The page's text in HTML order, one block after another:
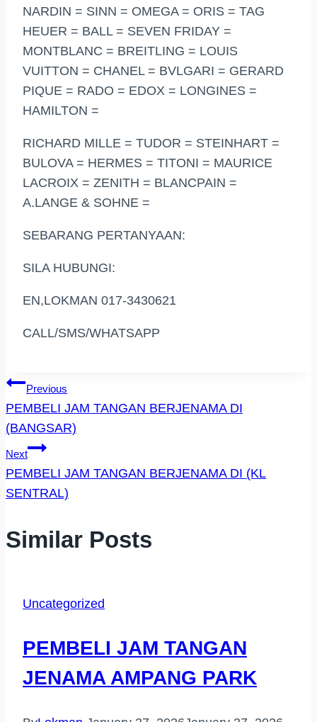
NARDIN = SINN = OMEGA = ORIS = TAG
HEUER = BALL = SEVEN FRIDAY =
MONTBLANC = BREITLING = LOUIS
VUITTON = CHANEL = BVLGARI = GERARD
PIQUE = RADO = EDOX = LONGINES =
HAMILTON =
RICHARD MILLE = TUDOR = STEINHART =
BULOVA = HERMES = TITONI = MAURICE
LACROIX = ZENITH = BLANCPAIN =
A.LANGE & SOHNE =
SEBARANG PERTANYAAN:
SILA HUBUNGI:
EN,LOKMAN 017-3430621
CALL/SMS/WHATSAPP
Post
Navigation
Previous
PEMBELI JAM TANGAN BERJENAMA DI
(BANGSAR)
Next
PEMBELI JAM TANGAN BERJENAMA DI (KL
SENTRAL)
Similar Posts
Uncategorized
PEMBELI JAM TANGAN
JENAMA AMPANG PARK